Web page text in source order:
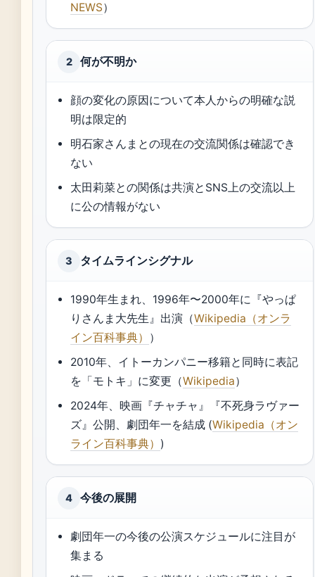
NEWS）
2 何が不明か
顔の変化の原因について本人からの明確な説
明は限定的
明石家さんまとの現在の交流関係は確認でき
ない
太田莉菜との関係は共演とSNS上の交流以上
に公の情報がない
3 タイムラインシグナル
1990年生まれ、1996年〜2000年に『やっぱ
りさんま大先生』出演（Wikipedia（オンラ
イン百科事典） ）
2010年、イトーカンパニー移籍と同時に表記
を「モトキ」に変更（Wikipedia）
2024年、映画『チャチャ』『不死身ラヴァー
ズ』公開、劇団年一を結成 (Wikipedia（オン
ライン百科事典） )
4 今後の展開
劇団年一の今後の公演スケジュールに注目が
集まる